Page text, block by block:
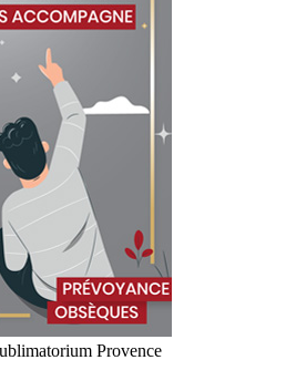
Provence